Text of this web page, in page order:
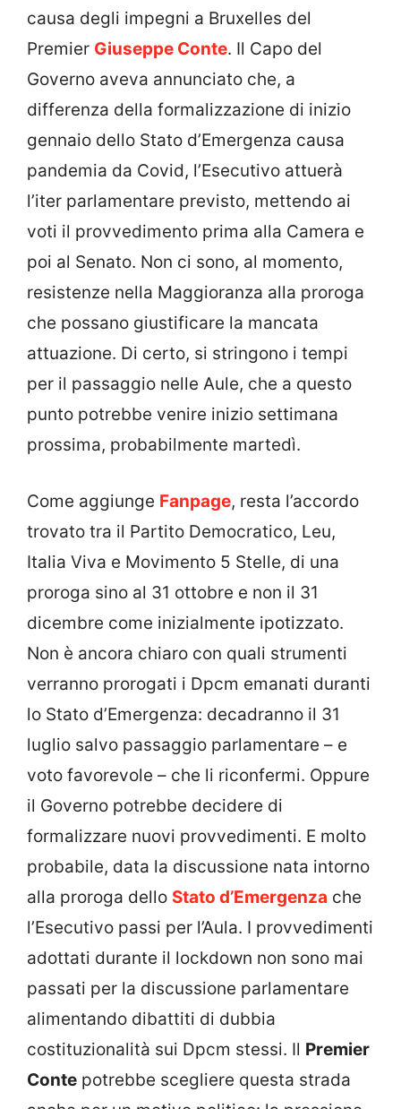
causa degli impegni a Bruxelles del
Premier Giuseppe Conte. Il Capo del
Governo aveva annunciato che, a
differenza della formalizzazione di inizio
gennaio dello Stato d’Emergenza causa
pandemia da Covid, l’Esecutivo attuerà
l’iter parlamentare previsto, mettendo ai
voti il provvedimento prima alla Camera e
poi al Senato. Non ci sono, al momento,
resistenze nella Maggioranza alla proroga
che possano giustificare la mancata
attuazione. Di certo, si stringono i tempi
per il passaggio nelle Aule, che a questo
punto potrebbe venire inizio settimana
prossima, probabilmente martedì.
Come aggiunge Fanpage, resta l’accordo
trovato tra il Partito Democratico, Leu,
Italia Viva e Movimento 5 Stelle, di una
proroga sino al 31 ottobre e non il 31
dicembre come inizialmente ipotizzato.
Non è ancora chiaro con quali strumenti
verranno prorogati i Dpcm emanati duranti
lo Stato d’Emergenza: decadranno il 31
luglio salvo passaggio parlamentare – e
voto favorevole – che li riconfermi. Oppure
il Governo potrebbe decidere di
formalizzare nuovi provvedimenti. E molto
probabile, data la discussione nata intorno
alla proroga dello Stato d’Emergenza che
l’Esecutivo passi per l’Aula. I provvedimenti
adottati durante il lockdown non sono mai
passati per la discussione parlamentare
alimentando dibattiti di dubbia
costituzionalità sui Dpcm stessi. Il Premier
Conte potrebbe scegliere questa strada